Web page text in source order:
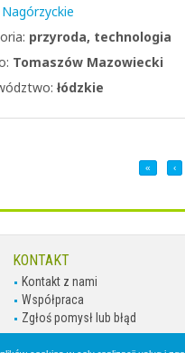
przyroda, technologia
Tomaszów Mazowiecki
łódzkie
« ‹
KONTAKT
Kontakt z nami
Współpraca
Zgłoś pomysł lub błąd